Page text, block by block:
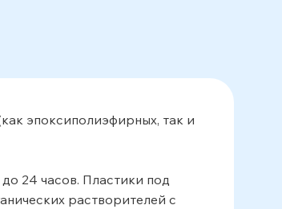
эпоксиполиэфирных, так и
24 часов. Пластики под
растворителей с